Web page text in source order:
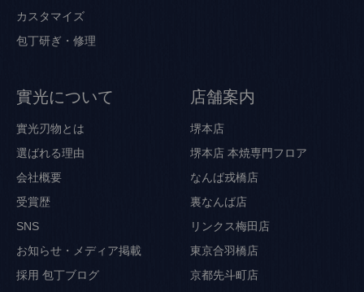
カスタマイズ
包丁研ぎ・修理
實光について
實光刃物とは
選ばれる理由
会社概要
受賞歴
SNS
お知らせ・メディア掲載
採用 包丁ブログ
店舗案内
堺本店
堺本店 本焼専門フロア
なんば戎橋店
裏なんば店
リンクス梅田店
東京合羽橋店
京都先斗町店